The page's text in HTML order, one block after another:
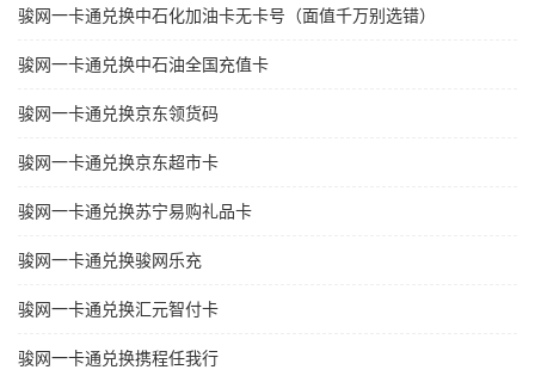
骏网一卡通兑换中石化加油卡无卡号（面值千万别选错）
骏网一卡通兑换中石油全国充值卡
骏网一卡通兑换京东领货码
骏网一卡通兑换京东超市卡
骏网一卡通兑换苏宁易购礼品卡
骏网一卡通兑换骏网乐充
骏网一卡通兑换汇元智付卡
骏网一卡通兑换携程任我行